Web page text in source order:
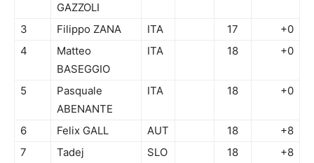
GAZZOLI
3 Filippo ZANA ITA 17
+0
4
Matteo
BASEGGIO
ITA 18 +0
5
Pasquale
ABENANTE
ITA 18 +0
6 Felix GALL AUT 18
+8
7
Tadej
SLO 18 +8